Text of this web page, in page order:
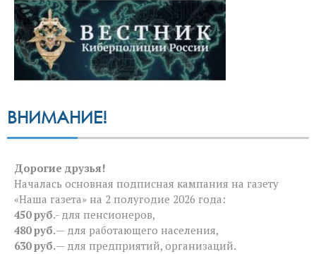
ВНИМАНИЕ!
Дорогие друзья!
Началась основная подписная кампания на газету
«Наша газета» на 2 полугодие 2026 года:
450 руб.- для пенсионеров,
480 руб.— для работающего населения,
630 руб.— для предприятий, организаций.